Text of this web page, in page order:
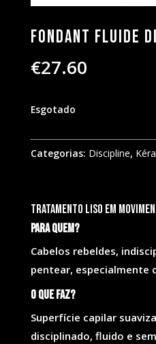
Fondant Fluide
€27.60
Esgotado
Categorias: Discipline,
Tratamento liso em
Para quem?
Cabelos rebeldes,
pentear, especialmente
O que faz?
Superfície capilar
disciplinado, fluido e